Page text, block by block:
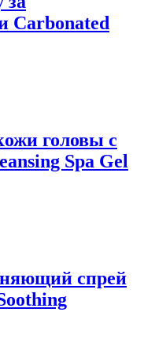
Carbonated
головы с
Spa Gel
спрей